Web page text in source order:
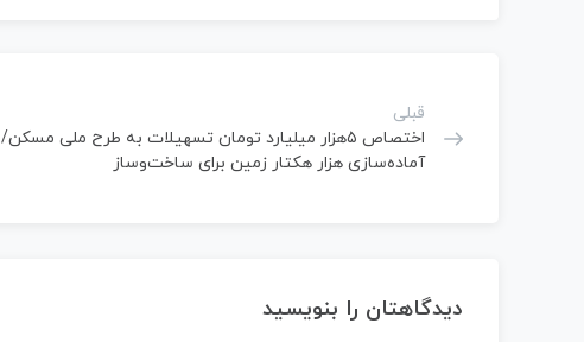
قبلی
اختصاص ۵هزار میلیارد تومان تسهیلات به طرح ملی مسکن/
آماده‌سازی هزار هکتار زمین برای ساخت‌وساز
دیدگاهتان را بنویسید